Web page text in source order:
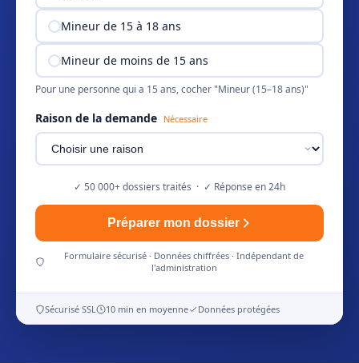
Mineur de 15 à 18 ans
Mineur de moins de 15 ans
Pour une personne qui a 15 ans, cocher "Mineur (15–18 ans)"
Raison de la demande Nécessaire
✓ 50 000+ dossiers traités · ✓ Réponse en 24h
Préparer mon dossier
Formulaire sécurisé · Données chiffrées · Indépendant de
l'administration
Sécurisé SSL 10 min en moyenne Données protégées